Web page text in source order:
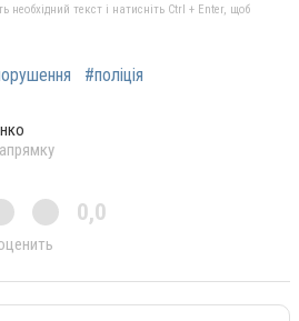
текст і натисніть Ctrl + Enter, щоб
#поліція
0,0